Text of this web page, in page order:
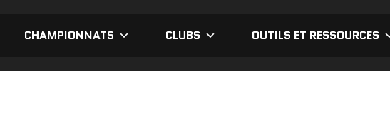
CHAMPIONNATS CLUBS OUTILS ET RESSOURCES